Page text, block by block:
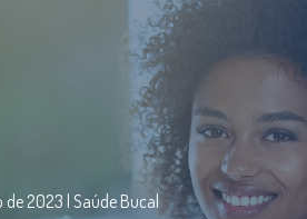
de 2023 | Saúde Bucal